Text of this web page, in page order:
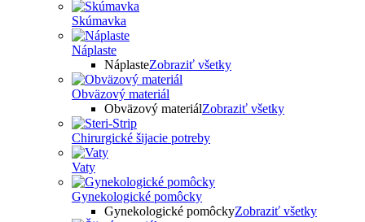
Skúmavka
Náplaste
NáplasteZobraziť všetky
Obväzový materiál
Obväzový materiálZobraziť všetky
Chirurgické šijacie potreby
Vaty
Gynekologické pomôcky
Gynekologické pomôckyZobraziť všetky